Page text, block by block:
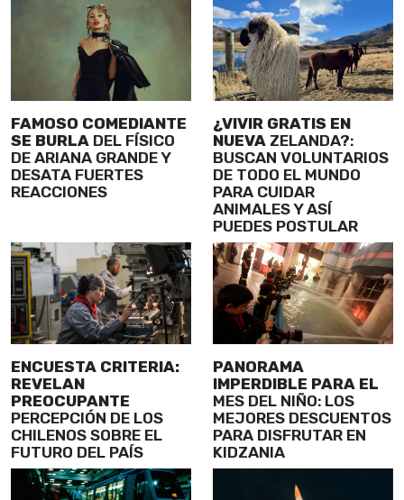
FAMOSO COMEDIANTE
SE BURLA DEL FÍSICO
DE ARIANA GRANDE Y
DESATA FUERTES
REACCIONES
¿VIVIR GRATIS EN
NUEVA ZELANDA?:
BUSCAN VOLUNTARIOS
DE TODO EL MUNDO
PARA CUIDAR
ANIMALES Y ASÍ
PUEDES POSTULAR
ENCUESTA CRITERIA:
REVELAN
PREOCUPANTE
PERCEPCIÓN DE LOS
CHILENOS SOBRE EL
FUTURO DEL PAÍS
PANORAMA
IMPERDIBLE PARA EL
MES DEL NIÑO: LOS
MEJORES DESCUENTOS
PARA DISFRUTAR EN
KIDZANIA